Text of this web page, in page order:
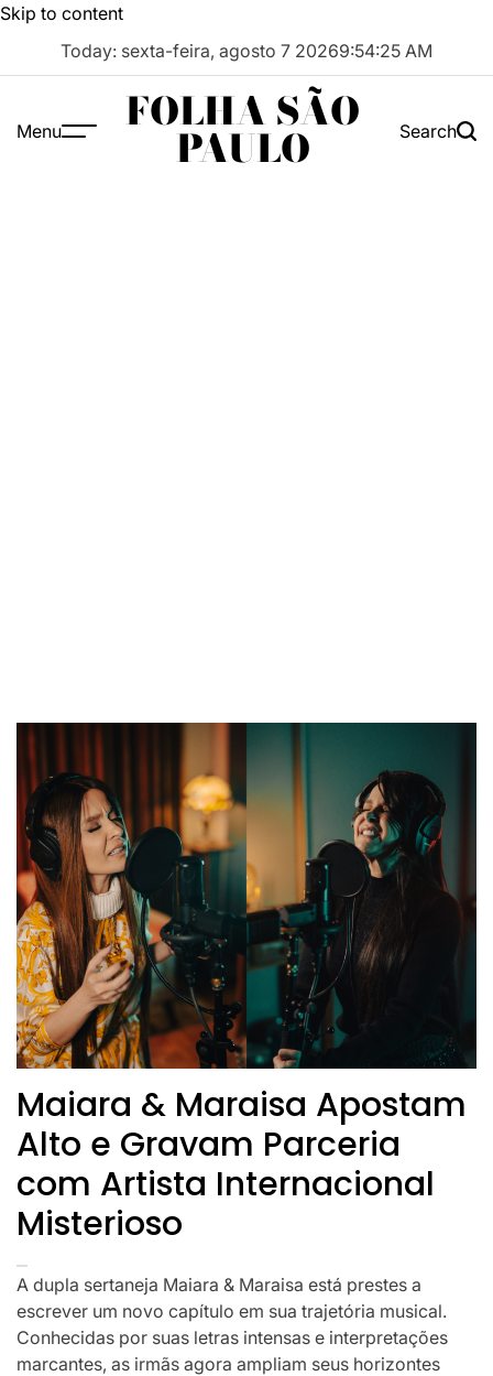
Skip to content
Today: sexta-feira, agosto 7 20269:54:25 AM
Menu FOLHA SÃO
PAULO Search
Maiara & Maraisa Apostam
Alto e Gravam Parceria
com Artista Internacional
Misterioso
A dupla sertaneja Maiara & Maraisa está prestes a
escrever um novo capítulo em sua trajetória musical.
Conhecidas por suas letras intensas e interpretações
marcantes, as irmãs agora ampliam seus horizontes